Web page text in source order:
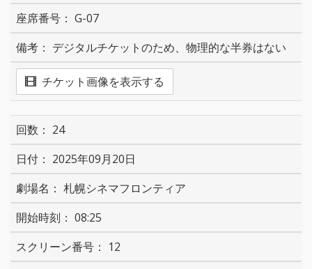
G-07
デジタルチケットのため、物理的な半券はない
チケット画像を表示する
24
2025年09月20日
札幌シネマフロンティア
08:25
12